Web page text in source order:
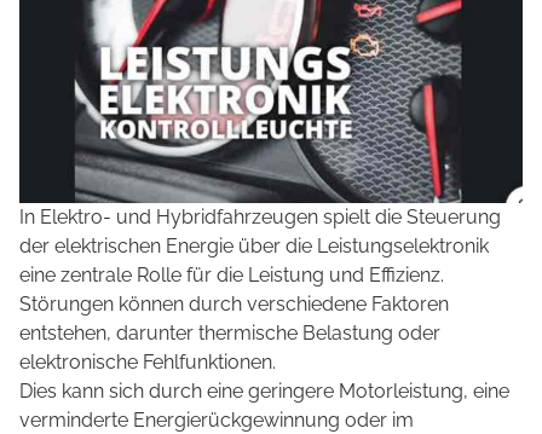
In Elektro- und Hybridfahrzeugen spielt die Steuerung
der elektrischen Energie über die Leistungselektronik
eine zentrale Rolle für die Leistung und Effizienz.
Störungen können durch verschiedene Faktoren
entstehen, darunter thermische Belastung oder
elektronische Fehlfunktionen.
Dies kann sich durch eine geringere Motorleistung, eine
verminderte Energierückgewinnung oder im